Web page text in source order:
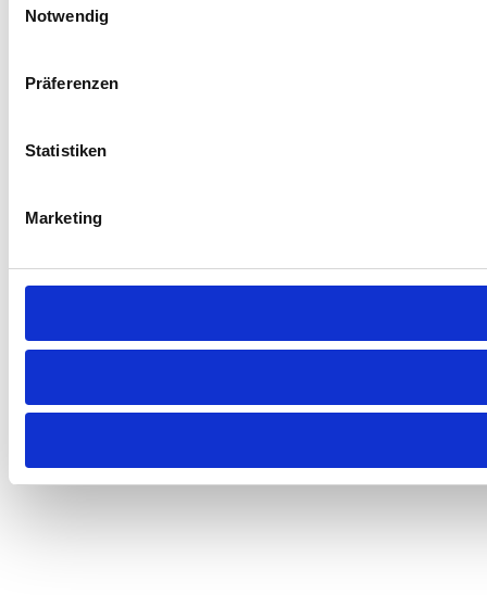
Notwendig
Präferenzen
Statistiken
Marketing